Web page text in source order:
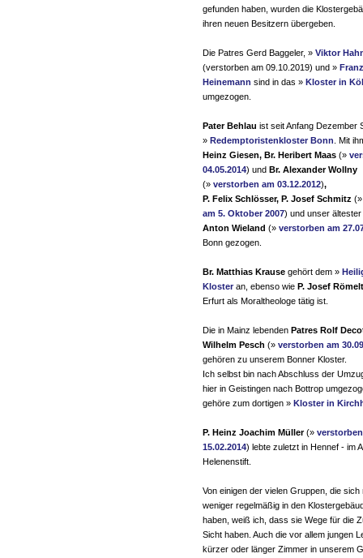
gefunden haben, wurden die
ihren neuen Besitzern übergeben.
Die Patres Gerd Baggeler, » Viktor
(verstorben am 09.10.2019) und »
Heinemann sind in das » Kloster in
umgezogen.
Pater Behlau ist seit Anfang Dezember
» Redemptoristenkloster Bonn . Mit
Heinz Giesen, Br. Heribert Maas (»
04.05.2014) und Br. Alexander Wollny
(» verstorben am 03.12.2012),
P. Felix Schlösser, P. Josef Schmitz
am 5. Oktober 2007) und unser
Anton Wieland (» verstorben am
Bonn gezogen.
Br. Matthias Krause gehört dem »
Kloster an, ebenso wie P. Josef Römelt
Erfurt als Moraltheologe tätig ist.
Die in Mainz lebenden Patres Rolf
Wilhelm Pesch (» verstorben am
gehören zu unserem Bonner Kloster.
Ich selbst bin nach Abschluss der
hier in Geistingen nach Bottrop
gehöre zum dortigen » Kloster in
P. Heinz Joachim Müller(»
15.02.2014) lebte zuletzt in Hennef - im
Helenenstift.
Von einigen der vielen Gruppen, die sich
weniger regelmäßig in den
haben, weiß ich, dass sie Wege für die
Sicht haben. Auch die vor allem jungen
kürzer oder länger Zimmer in unserem